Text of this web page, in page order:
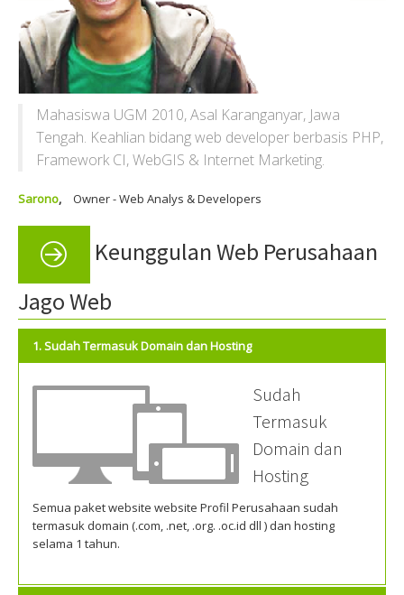
Mahasiswa UGM 2010, Asal Karanganyar, Jawa
Tengah. Keahlian bidang web developer berbasis PHP,
Framework CI, WebGIS & Internet Marketing.
Sarono, Owner - Web Analys & Developers
Keunggulan Web Perusahaan
Jago Web
1. Sudah Termasuk Domain dan Hosting
Sudah
Termasuk
Domain dan
Hosting
Semua paket website website Profil Perusahaan sudah
termasuk domain (.com, .net, .org. .oc.id dll ) dan hosting
selama 1 tahun.